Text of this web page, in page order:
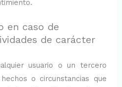
en caso de
de carácter
usuario o un tercero
o circunstancias que